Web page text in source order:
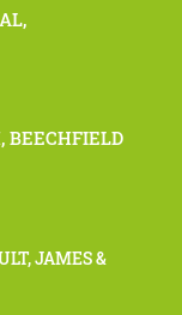
BEECHFIELD
,JAMES &